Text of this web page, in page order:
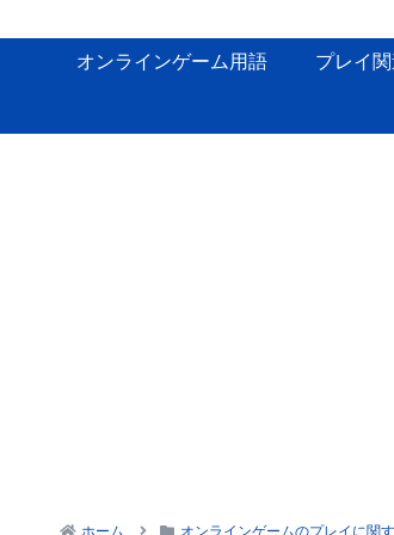
オンラインゲーム用語 プレイ
ホーム オンラインゲームのプレイに関